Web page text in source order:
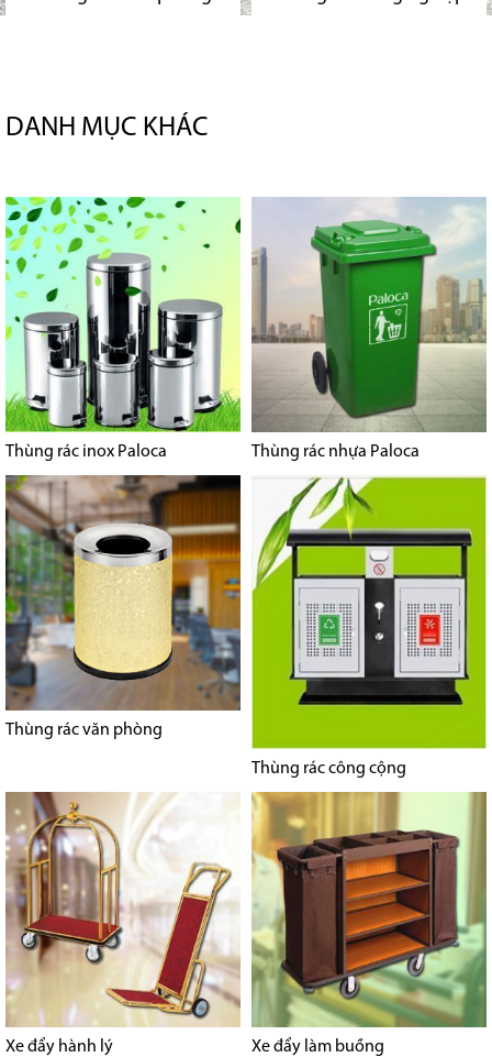
DANH MỤC KHÁC
Thùng rác inox Paloca Thùng rác nhựa Paloca
Thùng rác văn phòng
Thùng rác công cộng
Xe đẩy hành lý Xe đẩy làm buồng